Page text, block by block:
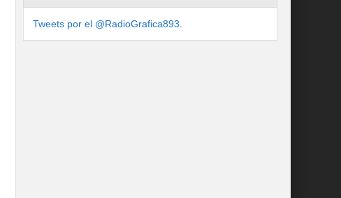
Tweets por el @RadioGrafica893.